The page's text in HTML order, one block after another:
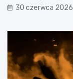
30 czerwca 2026